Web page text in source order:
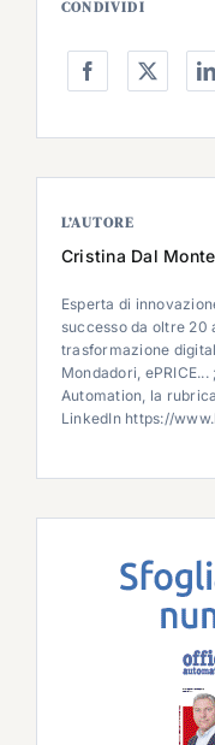
CONDIVIDI
L’AUTORE
Cristina Dal Monte
Esperta di
successo da oltre 20
trasformazione
Mondadori,
Automation, la
LinkedIn https://